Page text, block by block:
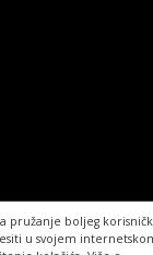
pružanje boljeg
u svojem